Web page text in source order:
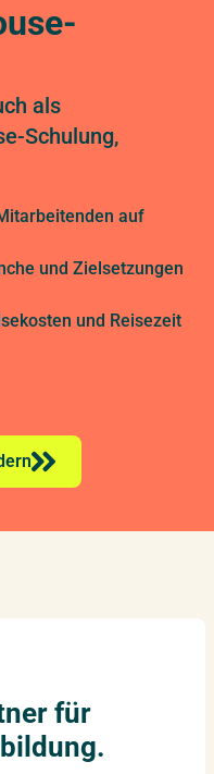
als
Schulung,
auf
und Zielsetzungen
und Reisezeit
für